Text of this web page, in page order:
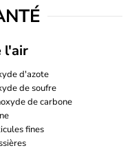
l'air
d'azote
de soufre
de carbone
fines